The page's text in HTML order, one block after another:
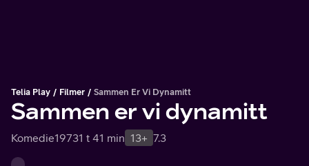
Telia Play Filmer Sammen Er Vi Dynamitt
Sammen er vi dynamitt
Komedie19731 t 41 min 13+ 7.3